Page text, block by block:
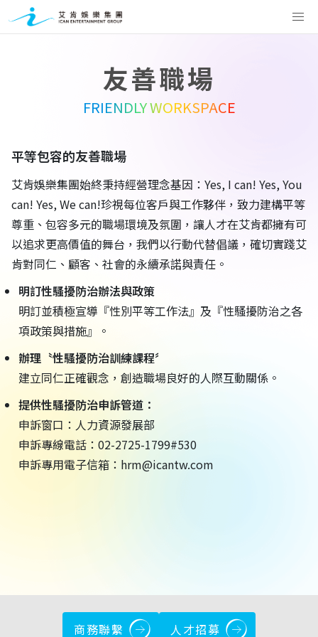
友善職場
FRIENDLY WORKSPACE
平等包容的友善職場
艾肯娛樂集團始終秉持經營理念基因：Yes, I can! Yes, You
can! Yes, We can!珍視每位客戶與工作夥伴，致力建構平等
尊重、包容多元的職場環境及氛圍，讓人才在艾肯都擁有可
以追求更高價值的舞台，我們以行動代替倡議，確切實踐艾
肯對同仁、顧客、社會的永續承諾與責任。
明訂性騷擾防治辦法與政策
明訂並積極宣導『性別平等工作法』及『性騷擾防治之各
項政策與措施』。
辦理〝性騷擾防治訓練課程〞
建立同仁正確觀念，創造職場良好的人際互動關係。
提供性騷擾防治申訴管道：
申訴窗口：人力資源發展部
申訴專線電話：02-2725-1799#530
申訴專用電子信箱： hrm@icantw.com
商務聯繫 人才招募